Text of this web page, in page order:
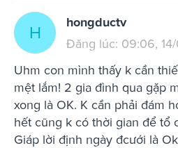
H
hongductv
Đăng lúc: 09:06, 14/
Uhm con mình thấy k cần
mệt lắm! 2 gia đình qua gặp
xong là OK. K cần phải đám
hết cũng k có thời gian để tổ
Giáp lời định ngày đcưới là